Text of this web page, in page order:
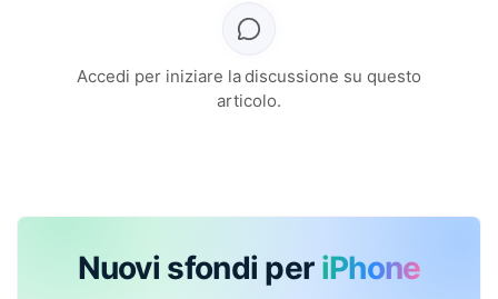
Accedi per iniziare la discussione su questo
articolo.
Nuovi sfondi per iPhone